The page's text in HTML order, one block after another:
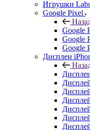
Игрушки
Google Pixel
Google
Google
Google
Дисплеи